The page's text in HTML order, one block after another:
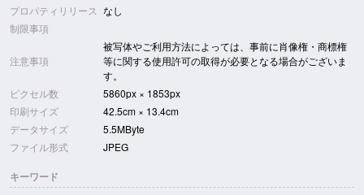
プロパティリリース なし
制限事項
注意事項
被写体やご利用方法によっては、事前に肖像権・商標権
等に関する使用許可の取得が必要となる場合がございま
す。
ピクセル数
5860px × 1853px
印刷サイズ
42.5cm × 13.4cm
データサイズ
5.5MByte
ファイル形式
JPEG
キーワード